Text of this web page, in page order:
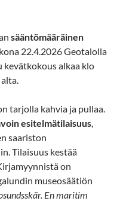
sääntömääräinen
22.4.2026 Geotalolla
kevätkokous alkaa klo
tarjolla kahvia ja pullaa.
esitelmätilaisuus
saariston
Tilaisuus kestää
on
museosäätiön
En maritim